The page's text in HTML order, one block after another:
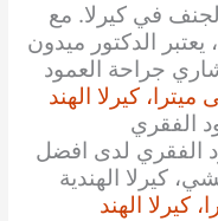
في كيرلا. مع
الدكتور ميدون
جراحة العمود
كيرلا الهند
الفقري
الفقري لدى افضل
كيرلا الهندية
كيرلا الهند